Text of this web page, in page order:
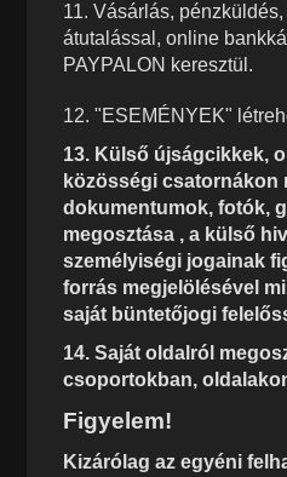
11. Vásárlás,
átutalással, online
PAYPALON keresztül.
12. "ESEMÉNYEK"
13. Külső újságcikkek,
közösségi csatornákon
dokumentumok, fotók,
megosztása , a külső
személyiségi jogainak
forrás megjelölésével
saját büntetőjogi
14. Saját oldalról
csoportokban,
Figyelem!
Kizárólag az egyéni